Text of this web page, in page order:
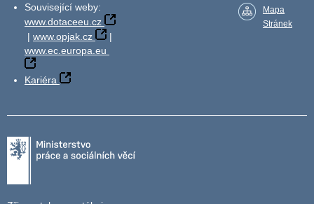
Související weby:
www.dotaceeu.cz
| www.opjak.cz
|
www.ec.europa.eu
Kariéra
Mapa
Stránek